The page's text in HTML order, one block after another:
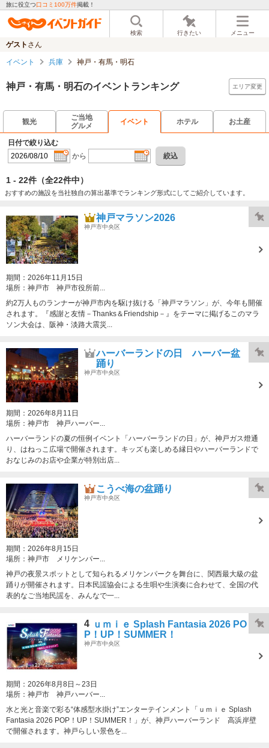
旅に役立つ口コミ100万件掲載！
検索 行きたい メニュー
ゲスト さん
イベント 兵庫 神戸・有馬・明石
神戸・有馬・明石のイベントランキング エリア変更
観光
ご当地
グルメ
イベント ホテル お土産
日付で絞り込む
から
絞込
1 - 22件 （全22件中）
おすすめの施設を当社独自の算出基準でランキング形式にしてご紹介しています。
神戸マラソン2026
神戸市中央区
期間： 2026年11月15日
場所： 神戸市 神戸市役所前...
約2万人ものランナーが神戸市内を駆け抜ける「神戸マラソン」が、今年も開催
されます。『感謝と友情－Thanks＆Friendship－』をテーマに掲げるこのマラ
ソン大会は、阪神・淡路大震災...
ハーバーランドの日 ハーバー盆
踊り
神戸市中央区
期間： 2026年8月11日
場所： 神戸市 神戸ハーバー...
ハーバーランドの夏の恒例イベント「ハーバーランドの日」が、神戸ガス燈通
り、はねっこ広場で開催されます。キッズも楽しめる縁日やハーバーランドで
おなじみのお店や企業が特別出店...
こうべ海の盆踊り
神戸市中央区
期間： 2026年8月15日
場所： 神戸市 メリケンパー...
神戸の夜景スポットとして知られるメリケンパークを舞台に、関西最大級の盆
踊りが開催されます。日本民謡協会による生唄や生演奏に合わせて、全国の代
表的なご当地民謡を、みんなで一...
4 ｕｍｉｅ Splash Fantasia 2026 PO
P！UP！SUMMER！
神戸市中央区
期間： 2026年8月8日～23日
場所： 神戸市 神戸ハーバー...
水と光と音楽で彩る“体感型水掛け”エンターテインメント「ｕｍｉｅ Splash
Fantasia 2026 POP！UP！SUMMER！」が、神戸ハーバーランド 高浜岸壁
で開催されます。神戸らしい景色を...